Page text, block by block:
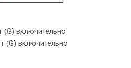
включительно
(G) включительно